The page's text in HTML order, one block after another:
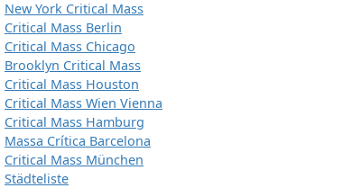
New York Critical Mass
Critical Mass Berlin
Critical Mass Chicago
Brooklyn Critical Mass
Critical Mass Houston
Critical Mass Wien Vienna
Critical Mass Hamburg
Massa Crítica Barcelona
Critical Mass München
Städteliste